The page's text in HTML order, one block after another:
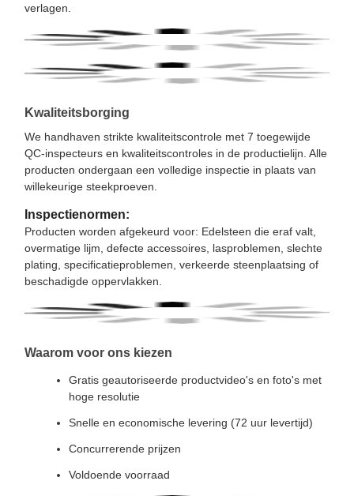
verlagen.
Kwaliteitsborging
We handhaven strikte kwaliteitscontrole met 7 toegewijde
QC-inspecteurs en kwaliteitscontroles in de productielijn. Alle
producten ondergaan een volledige inspectie in plaats van
willekeurige steekproeven.
Inspectienormen:
Producten worden afgekeurd voor: Edelsteen die eraf valt,
overmatige lijm, defecte accessoires, lasproblemen, slechte
plating, specificatieproblemen, verkeerde steenplaatsing of
beschadigde oppervlakken.
Waarom voor ons kiezen
Gratis geautoriseerde productvideo's en foto's met
hoge resolutie
Snelle en economische levering (72 uur levertijd)
Concurrerende prijzen
Voldoende voorraad